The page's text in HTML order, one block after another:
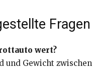
wert?
und Gewicht zwischen